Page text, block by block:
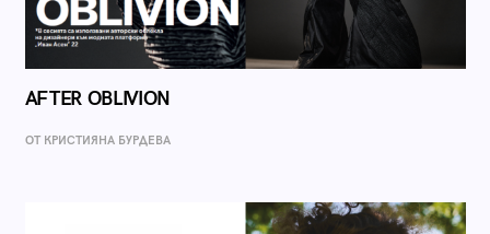
AFTER OBLIVION
ОТ КРИСТИЯНА БУРДЕВА